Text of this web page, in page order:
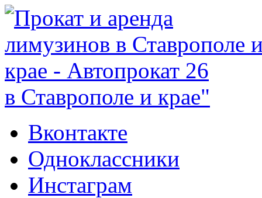
в Ставрополе и крае"
Вконтакте
Одноклассники
Инстаграм